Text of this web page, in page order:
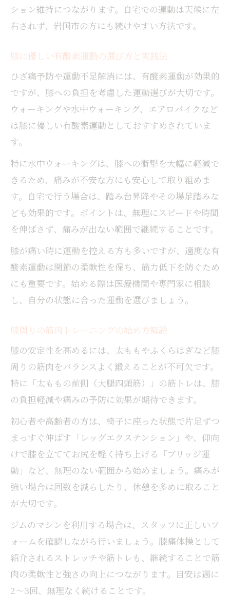
ション維持につながります。自宅での運動は天候に左
右されず、岩国市の方にも続けやすい方法です。
膝に優しい有酸素運動の選び方と実践法
ひざ痛予防や運動不足解消には、有酸素運動が効果的
ですが、膝への負担を考慮した運動選びが大切です。
ウォーキングや水中ウォーキング、エアロバイクなど
は膝に優しい有酸素運動としておすすめされていま
す。
特に水中ウォーキングは、膝への衝撃を大幅に軽減で
きるため、痛みが不安な方にも安心して取り組めま
す。自宅で行う場合は、踏み台昇降やその場足踏みな
ども効果的です。ポイントは、無理にスピードや時間
を伸ばさず、痛みが出ない範囲で継続することです。
膝が痛い時に運動を控える方も多いですが、適度な有
酸素運動は関節の柔軟性を保ち、筋力低下を防ぐため
にも重要です。始める際は医療機関や専門家に相談
し、自分の状態に合った運動を選びましょう。
膝周りの筋肉トレーニングの始め方解説
膝の安定性を高めるには、太ももやふくらはぎなど膝
周りの筋肉をバランスよく鍛えることが不可欠です。
特に「太ももの前側（大腿四頭筋）」の筋トレは、膝
の負担軽減や痛みの予防に効果が期待できます。
初心者や高齢者の方は、椅子に座った状態で片足ずつ
まっすぐ伸ばす「レッグエクステンション」や、仰向
けで膝を立ててお尻を軽く持ち上げる「ブリッジ運
動」など、無理のない範囲から始めましょう。痛みが
強い場合は回数を減らしたり、休憩を多めに取ること
が大切です。
ジムのマシンを利用する場合は、スタッフに正しいフ
ォームを確認しながら行いましょう。膝痛体操として
紹介されるストレッチや筋トレも、継続することで筋
肉の柔軟性と強さの向上につながります。目安は週に
2～3回、無理なく続けることです。